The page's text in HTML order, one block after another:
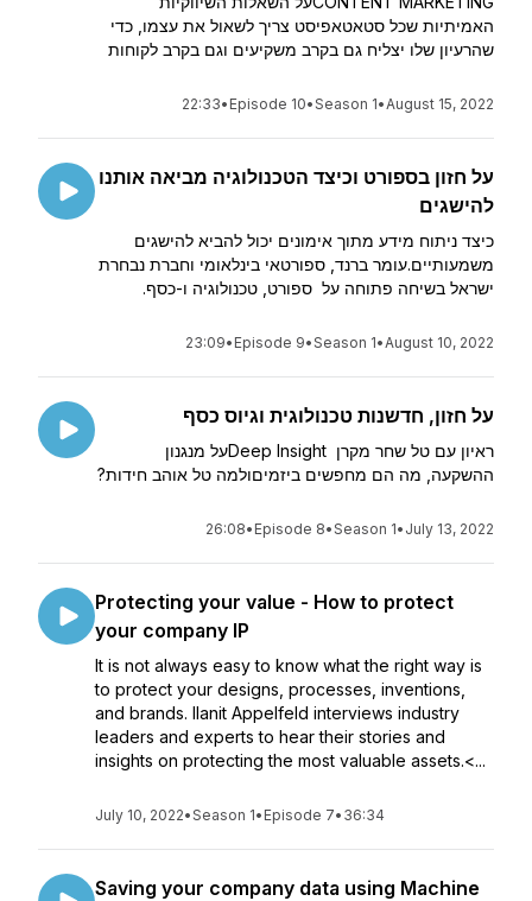
האמיתיות שכל סטאטאפיסט צריך לשאול את עצמו, כדי
שהרעיון שלו יצליח גם בקרב משקיעים וגם בקרב לקוחות
August 15, 2022
•
Season 1
•
Episode 10
•
22:33
על חזון בספורט וכיצד הטכנולוגיה מביאה אותנו
להישגים
כיצד ניתוח מידע מתוך אימונים יכול להביא להישגים
משמעותיים.עומר ברנד, ספורטאי בינלאומי וחברת נבחרת
ישראל בשיחה פתוחה על ספורט, טכנולוגיה ו-כסף.
August 10, 2022
•
Season 1
•
Episode 9
•
23:09
על חזון, חדשנות טכנולוגית וגיוס כסף
ראיון עם טל שחר מקרן Deep Insightעל מנגנון
ההשקעה, מה הם מחפשים ביזמיםולמה טל אוהב חידות?
July 13, 2022
•
Season 1
•
Episode 8
•
26:08
Protecting your value - How to protect
your company IP
It is not always easy to know what the right way is
to protect your designs, processes, inventions,
and brands. Ilanit Appelfeld interviews industry
leaders and experts to hear their stories and
insights on protecting the most valuable assets.<...
July 10, 2022•Season 1• Episode 7• 36:34
Saving your company data using Machine